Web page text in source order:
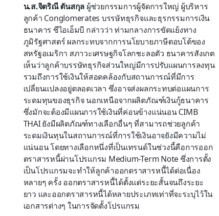
น.ส.จิตริณี ตันสกุล ผู้ช่วยกรรมการผู้จัดการใหญ่ ผู้บริหาร
ลูกค้า Conglomerates บรรษัทธุรกิจและธุรกรรมการเงิน
ธนาคาร ซีไอเอ็มบี กล่าวว่า ท่ามกลางการขัดแย้งทาง
ภูมิรัฐศาสตร์ ผลกระทบจากการนโยบายภาษีตอบโต้ของ
สหรัฐอเมริกา สภาวะเศรษฐกิจโลกชะลอตัว ธนาคารสังเกต
เห็นว่าลูกค้าบรรษัทธุรกิจส่วนใหญ่มีการปรับแผนการลงทุน
รวมถึงการใช้เงินให้สอดคล้องกับสถานการณ์ที่มีการ
เปลี่ยนแปลงอยู่ตลอดเวลา ซึ่งอาจส่งผลกระทบต่อแผนการ
ระดมทุนของธุรกิจ นอกเหนือจากผลิตภัณฑ์เงินกู้ธนาคาร
ซึ่งมักจะต้องมีแผนการใช้เงินที่ค่อนข้างแน่นอน CIMB
THAI ยังมีผลิตภัณฑ์ทางเลือกอื่นๆ ที่สามารถช่วยลูกค้า
ระดมเงินทุนในสถานการณ์ที่การใช้เงินอาจยังมีความไม่
แน่นอน โดยทางเลือกหนึ่งที่เป็นเทรนด์ในช่วงนี้คือการออก
ตราสารหนี้ผ่านโปรแกรม Medium-Term Note ซึ่งการตั้ง
เป็นโปรแกรมจะทำให้ลูกค้าออกตราสารหนี้ได้ต่อเนื่อง
หลายๆ ครั้ง ออกตราสารหนี้ได้ตั้งแต่ระยะสั้นจนถึงระยะ
ยาว และออกตราสารหนี้ได้หลายประเภทเท่าที่จะระบุไว้ใน
เอกสารต่างๆ ในการจัดตั้งโปรแกรม